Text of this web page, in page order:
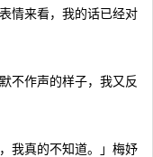
情来看，我的话已经对
不作声的样子，我又反
我真的不知道。」梅妤